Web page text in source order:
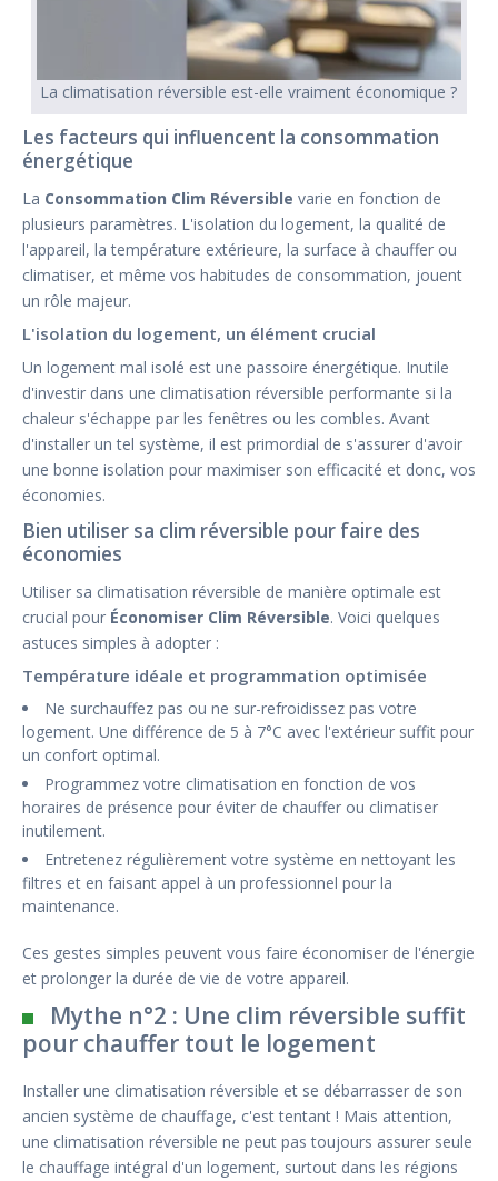
La climatisation réversible est-elle vraiment économique ?
Les facteurs qui influencent la consommation
énergétique
La Consommation Clim Réversible varie en fonction de
plusieurs paramètres. L'isolation du logement, la qualité de
l'appareil, la température extérieure, la surface à chauffer ou
climatiser, et même vos habitudes de consommation, jouent
un rôle majeur.
L'isolation du logement, un élément crucial
Un logement mal isolé est une passoire énergétique. Inutile
d'investir dans une climatisation réversible performante si la
chaleur s'échappe par les fenêtres ou les combles. Avant
d'installer un tel système, il est primordial de s'assurer d'avoir
une bonne isolation pour maximiser son efficacité et donc, vos
économies.
Bien utiliser sa clim réversible pour faire des
économies
Utiliser sa climatisation réversible de manière optimale est
crucial pour Économiser Clim Réversible. Voici quelques
astuces simples à adopter :
Température idéale et programmation optimisée
Ne surchauffez pas ou ne sur-refroidissez pas votre
logement. Une différence de 5 à 7°C avec l'extérieur suffit pour
un confort optimal.
Programmez votre climatisation en fonction de vos
horaires de présence pour éviter de chauffer ou climatiser
inutilement.
Entretenez régulièrement votre système en nettoyant les
filtres et en faisant appel à un professionnel pour la
maintenance.
Ces gestes simples peuvent vous faire économiser de l'énergie
et prolonger la durée de vie de votre appareil.
Mythe n°2 : Une clim réversible suffit
pour chauffer tout le logement
Installer une climatisation réversible et se débarrasser de son
ancien système de chauffage, c'est tentant ! Mais attention,
une climatisation réversible ne peut pas toujours assurer seule
le chauffage intégral d'un logement, surtout dans les régions